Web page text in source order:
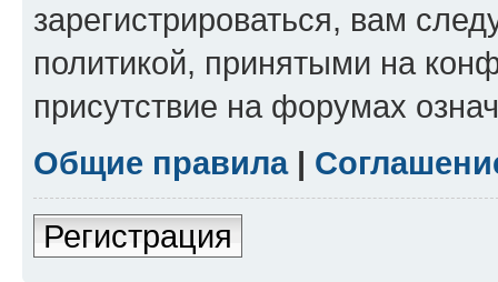
зарегистрироваться, вам
политикой, принятыми на
присутствие на форумах
Общие правила|
Регистрация